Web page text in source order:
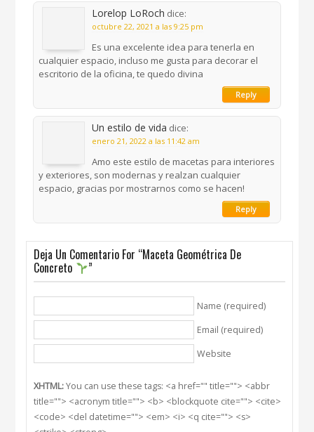
Lorelop LoRoch dice:
octubre 22, 2021 a las 9:25 pm
Es una excelente idea para tenerla en
cualquier espacio, incluso me gusta para decorar el
escritorio de la oficina, te quedo divina
Reply
Un estilo de vida dice:
enero 21, 2022 a las 11:42 am
Amo este estilo de macetas para interiores
y exteriores, son modernas y realzan cualquier
espacio, gracias por mostrarnos como se hacen!
Reply
Deja Un Comentario For “Maceta Geométrica De
Concreto ”
Name (required)
Email (required)
Website
XHTML:You can use these tags: <a href="" title=""> <abbr
title=""> <acronym title=""> <b> <blockquote cite=""> <cite>
<code> <del datetime=""> <em> <i> <q cite=""> <s>